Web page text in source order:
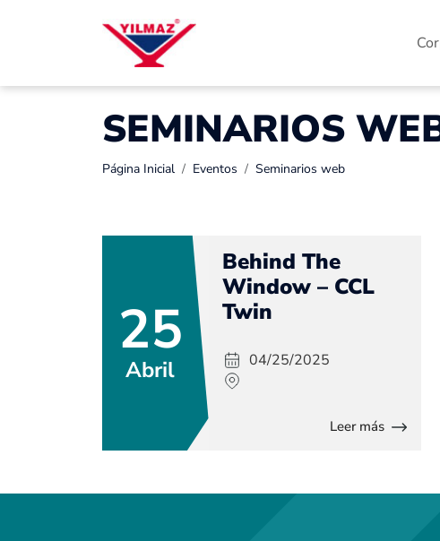
SEMINARIOS
Página Inicial Eventos Seminarios web
25
Abril
Behind The
Window – CCL
Twin
04/25/2025
Leer más